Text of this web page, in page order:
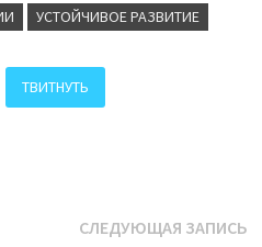
УСТОЙЧИВОЕ РАЗВИТИЕ
ТВИТНУТЬ
СЛЕДУЮЩАЯ ЗАПИСЬ